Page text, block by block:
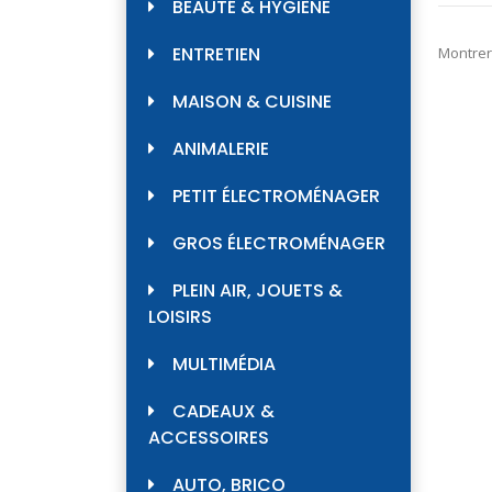
BEAUTÉ & HYGIÈNE
ENTRETIEN
MAISON & CUISINE
ANIMALERIE
PETIT ÉLECTROMÉNAGER
GROS ÉLECTROMÉNAGER
PLEIN AIR, JOUETS &
LOISIRS
MULTIMÉDIA
CADEAUX &
ACCESSOIRES
AUTO, BRICO